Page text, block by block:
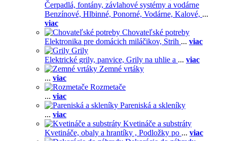
Čerpadlá, fontány, závlahové systémy a vodárne
Benzínové, Hlbinné, Ponorné, Vodárne, Kalové, ...
viac
Chovateľské potreby
Elektronika pre domácich miláčikov, Strih ... viac
Grily
Elektrické grily, panvice, Grily na uhlie a ... viac
Zemné vrtáky
... viac
Rozmetače
... viac
Pareniská a skleníky
... viac
Kvetináče a substráty
Kvetináče, obaly a hrantíky , Podložky po ... viac